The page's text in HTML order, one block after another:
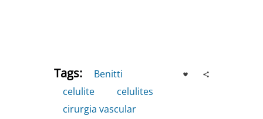
Tags: Benitti
celulite
celulites
cirurgia vascular